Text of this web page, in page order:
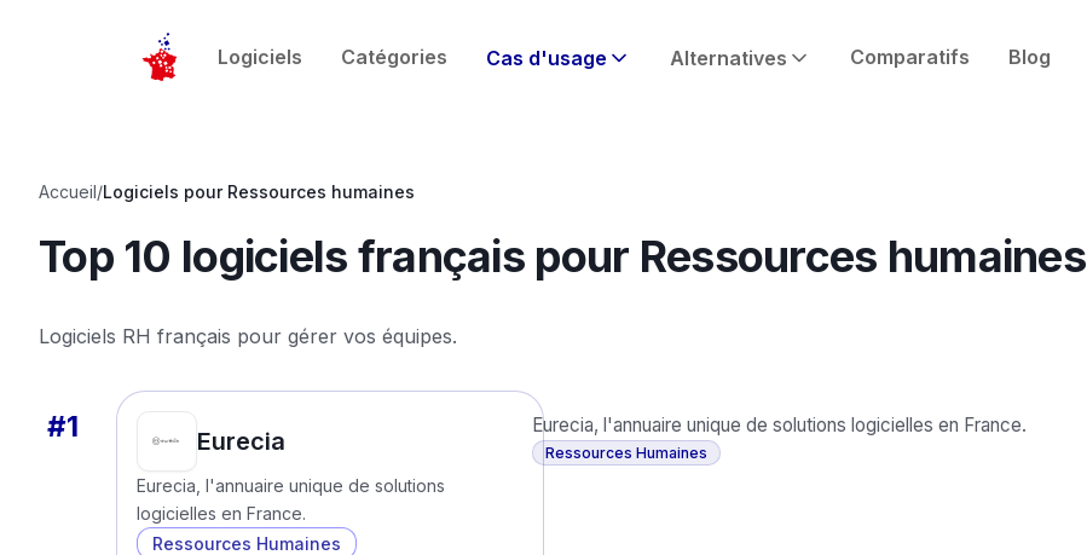
Logiciels Catégories Cas d'usage Alternatives Comparatifs Blog
Accueil/Logiciels pour Ressources humaines
Top 10 logiciels français pour Ressources humaines
Logiciels RH français pour gérer vos équipes.
#1 Eurecia
Eurecia, l'annuaire unique de solutions
logicielles en France.
Ressources Humaines
Eurecia, l'annuaire unique de solutions logicielles en France.
Ressources Humaines